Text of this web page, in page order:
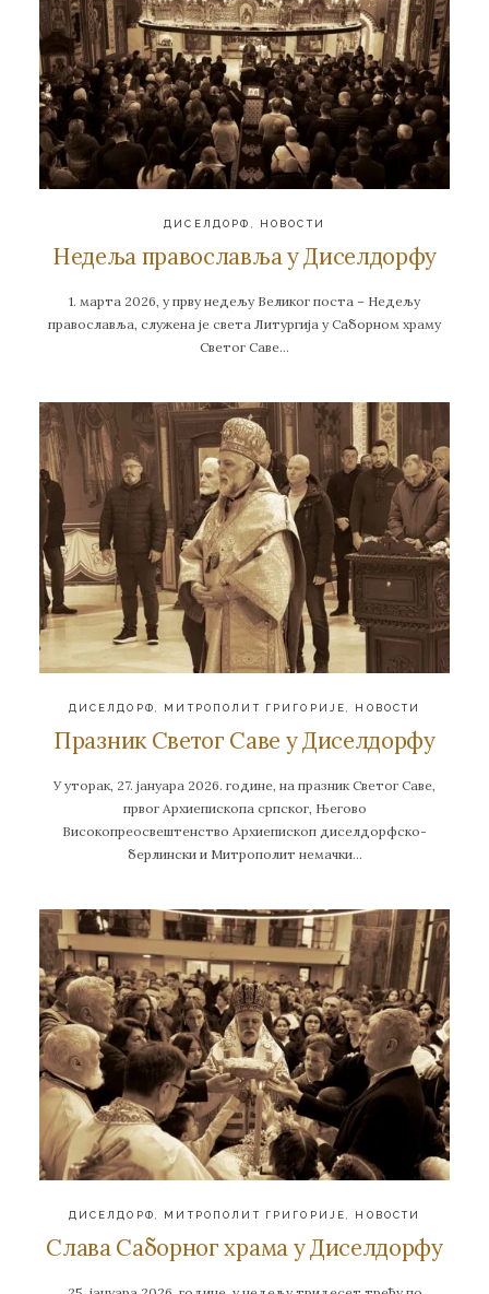
ДИСЕЛДОРФ НОВОСТИ
Недеља православља у Диселдорфу
1. марта 2026, у прву недељу Великог поста – Недељу
православља, служена је света Литургија у Саборном храму
Светог Саве…
ДИСЕЛДОРФ МИТРОПОЛИТ ГРИГОРИЈЕ НОВОСТИ
Празник Светог Саве у Диселдорфу
У уторак, 27. јануара 2026. године, на празник Светог Саве,
првог Архиепископа српског, Његово
Високопреосвештенство Архиепископ диселдорфско-
берлински и Митрополит немачки…
ДИСЕЛДОРФ МИТРОПОЛИТ ГРИГОРИЈЕ НОВОСТИ
Слава Саборног храма у Диселдорфу